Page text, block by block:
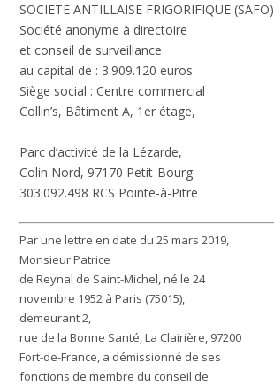
SOCIETE ANTILLAISE FRIGORIFIQUE (SAFO)
Société anonyme à directoire
et conseil de surveillance
au capital de : 3.909.120 euros
Siège social : Centre commercial
Collin’s, Bâtiment A, 1er étage,
Parc d’activité de la Lézarde,
Colin Nord, 97170 Petit-Bourg
303.092.498 RCS Pointe-à-Pitre
Par une lettre en date du 25 mars 2019,
Monsieur Patrice
de Reynal de Saint-Michel, né le 24
novembre 1952 à Paris (75015),
demeurant 2,
rue de la Bonne Santé, La Clairière, 97200
Fort-de-France, a démissionné de ses
fonctions de membre du conseil de